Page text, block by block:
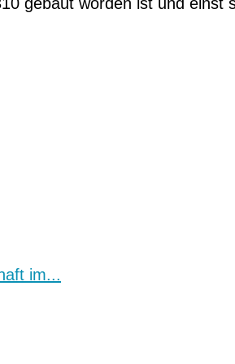
im...